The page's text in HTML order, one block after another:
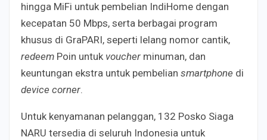
hingga MiFi untuk pembelian IndiHome dengan
kecepatan 50 Mbps, serta berbagai program
khusus di GraPARI, seperti lelang nomor cantik,
redeem Poin untuk voucher minuman, dan
keuntungan ekstra untuk pembelian smartphone di
device corner.
Untuk kenyamanan pelanggan, 132 Posko Siaga
NARU tersedia di seluruh Indonesia untuk